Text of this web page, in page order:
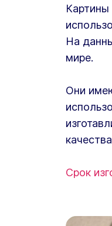
Картины
На
мире.
Они
Срок